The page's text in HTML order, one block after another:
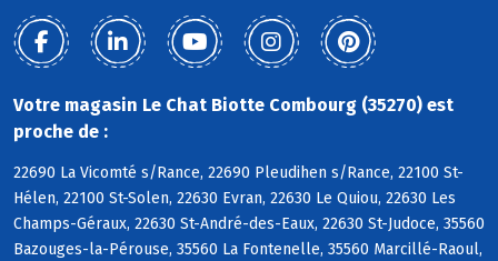
Votre magasin Le Chat Biotte Combourg (35270) est
proche de :
22690 La Vicomté s/Rance, 22690 Pleudihen s/Rance, 22100 St-
Hélen, 22100 St-Solen, 22630 Evran, 22630 Le Quiou, 22630 Les
Champs-Géraux, 22630 St-André-des-Eaux, 22630 St-Judoce, 35560
Bazouges-la-Pérouse, 35560 La Fontenelle, 35560 Marcillé-Raoul,